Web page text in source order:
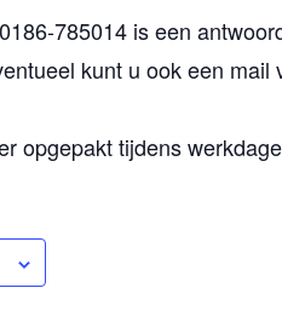
785014 is een
kunt u ook een mail
opgepakt tijdens